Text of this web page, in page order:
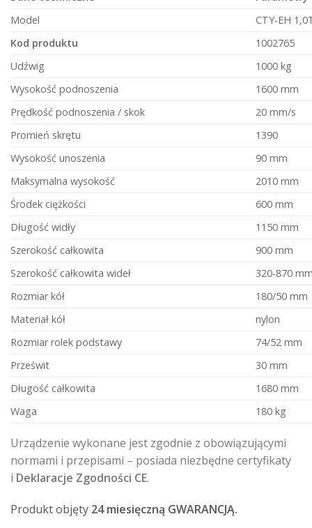
Model
CTY-EH
Kod produktu
1002765
Udźwig
1000 kg
Wysokość podnoszenia
1600 mm
Prędkość podnoszenia / skok
20 mm/s
Promień skrętu
1390
Wysokość unoszenia
90 mm
Maksymalna wysokość
2010 mm
Środek ciężkości
600 mm
Długość widły
1150 mm
Szerokość całkowita
900 mm
Szerokość całkowita wideł
320-870
Rozmiar kół
180/50 mm
Materiał kół
nylon
Rozmiar rolek podstawy
74/52 mm
Prześwit
30 mm
Długość całkowita
1680 mm
Waga
180 kg
Urządzenie wykonane jest zgodnie z obowiązującymi
normami i przepisami – posiada niezbędne certyfikaty
i Deklaracje Zgodności CE.
Produkt objęty 24 miesięczną GWARANCJĄ.